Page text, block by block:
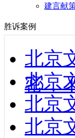
建言献
胜诉案例
北京
密，
北京
北京
北京